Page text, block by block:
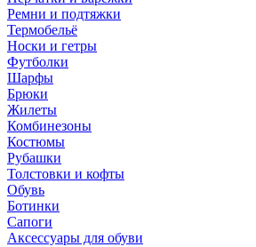
Ремни и подтяжки
Термобельё
Носки и гетры
Футболки
Шарфы
Брюки
Жилеты
Комбинезоны
Костюмы
Рубашки
Толстовки и кофты
Обувь
Ботинки
Сапоги
Аксессуары для обуви